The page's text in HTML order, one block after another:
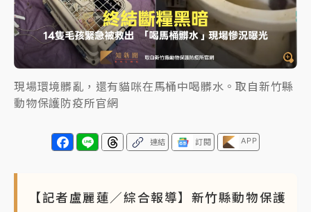
白海豚逼近！北市水門只出不進 未移置車輛最高罰
4800＋拖吊費
現場環境髒亂，還有貓咪在馬桶中喝髒水。取自新竹縣
動物保護防疫所官網
連結 訂閱 APP
【記者盧麗蓮／綜合報導】新竹縣動物保護